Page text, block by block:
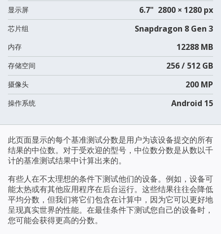
显示屏 6.7" 2800 × 1280 px
芯片组 Snapdragon 8 Gen 3
内存 12288 MB
存储空间 256 / 512 GB
摄像头 200 MP
操作系统 Android 15
此页面显示的每个基准测试分数是用户为该设备提交的所有
结果的中位数。对于受欢迎的型号，中位数分数是从数以千
计的基准测试结果中计算出来的。
有些人在不太理想的条件下测试他们的设备。例如，设备可
能太热或有其他应用程序在后台运行。这些结果往往会降低
平均分数，但我们将它们包含在计算中，因为它可以更好地
呈现真实世界的性能。在最佳条件下测试您自己的设备时，
您可能会获得更高的分数。